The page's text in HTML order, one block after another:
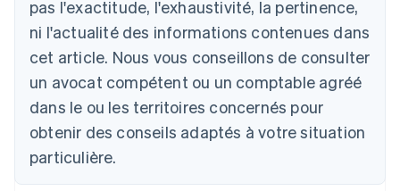
pas l'exactitude, l'exhaustivité, la pertinence,
ni l'actualité des informations contenues dans
cet article. Nous vous conseillons de consulter
un avocat compétent ou un comptable agréé
dans le ou les territoires concernés pour
obtenir des conseils adaptés à votre situation
particulière.
Nederlands Français DeutschEnglish
Brésil
Português English
Bulgarie
English
Canada
Chine continentale
简体中文English